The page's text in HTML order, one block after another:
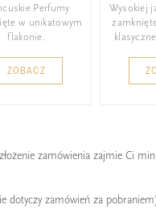
Perfumy
w unikatowym
flakonie.
ZOBACZ
Wysokiej
zamówienia zajmie Ci
dotyczy zamówień za pobraniem)